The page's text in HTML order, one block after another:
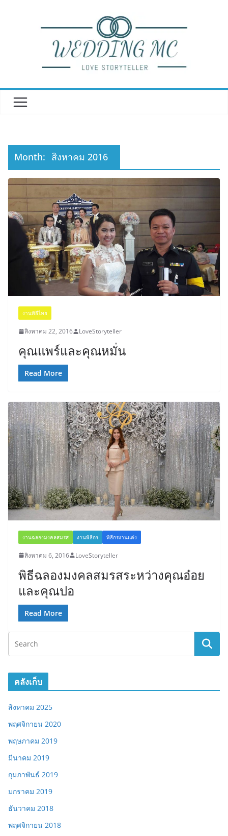
Month: สิงหาคม 2016
งานพิธีไทย
สิงหาคม 22, 2016 LoveStoryteller
คุณแพร์และคุณหมั่น
Read More
งานฉลองมงคลสมรส งานพิธีกร พิธีกรงานแต่ง
สิงหาคม 6, 2016 LoveStoryteller
พิธีฉลองมงคลสมรสระหว่างคุณอ๋อย
และคุณปอ
Read More
คลังเก็บ
สิงหาคม 2025
พฤศจิกายน 2020
พฤษภาคม 2019
มีนาคม 2019
กุมภาพันธ์ 2019
มกราคม 2019
ธันวาคม 2018
พฤศจิกายน 2018